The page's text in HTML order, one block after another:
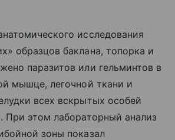
исследования
образцов баклана, топорка и
паразитов или гельминтов в
мышце, легочной ткани и
всех вскрытых особей
При этом лабораторный анализ
зоны показал